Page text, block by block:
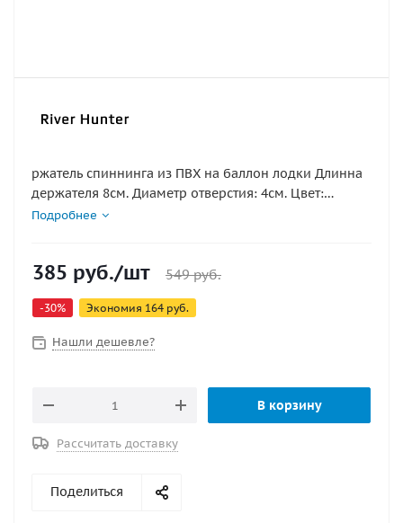
ржатель спиннинга из ПВХ на баллон лодки Длинна
держателя 8см. Диаметр отверстия: 4см. Цвет:
черный
Подробнее
385 руб./шт 549руб.
-30% Экономия 164 руб.
Нашли дешевле?
В корзину
Рассчитать доставку
Поделиться